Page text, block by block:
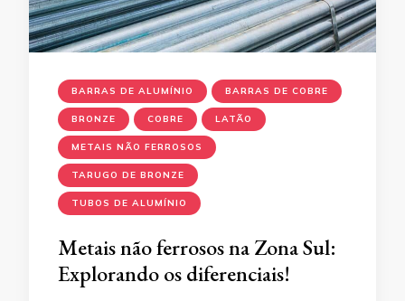
BARRAS DE ALUMÍNIO BARRAS DE COBRE
BRONZE COBRE LATÃO
METAIS NÃO FERROSOS
TARUGO DE BRONZE
TUBOS DE ALUMÍNIO
Metais não ferrosos na Zona Sul:
Explorando os diferenciais!